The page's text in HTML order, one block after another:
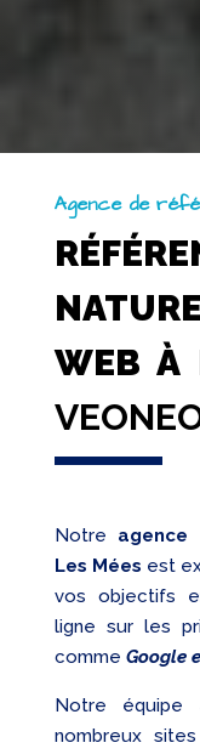
Agence de
WEB À
Notre agence
Les Mées est
vos objectifs
ligne sur les
comme Google
Notre équipe
nombreux